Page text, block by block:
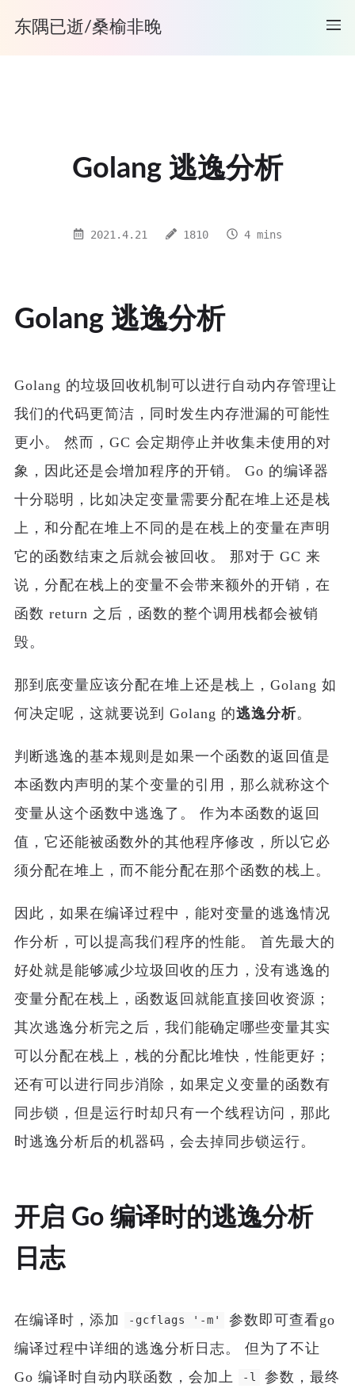
东隅已逝/桑榆非晚
Golang 逃逸分析
2021.4.21 1810 4 mins
Golang 逃逸分析
Golang 的垃圾回收机制可以进行自动内存管理让
我们的代码更简洁，同时发生内存泄漏的可能性
更小。 然而，GC 会定期停止并收集未使用的对
象，因此还是会增加程序的开销。 Go 的编译器
十分聪明，比如决定变量需要分配在堆上还是栈
上，和分配在堆上不同的是在栈上的变量在声明
它的函数结束之后就会被回收。 那对于 GC 来
说，分配在栈上的变量不会带来额外的开销，在
函数 return 之后，函数的整个调用栈都会被销
毁。
那到底变量应该分配在堆上还是栈上，Golang 如
何决定呢，这就要说到 Golang 的逃逸分析。
判断逃逸的基本规则是如果一个函数的返回值是
本函数内声明的某个变量的引用，那么就称这个
变量从这个函数中逃逸了。 作为本函数的返回
值，它还能被函数外的其他程序修改，所以它必
须分配在堆上，而不能分配在那个函数的栈上。
因此，如果在编译过程中，能对变量的逃逸情况
作分析，可以提高我们程序的性能。 首先最大的
好处就是能够减少垃圾回收的压力，没有逃逸的
变量分配在栈上，函数返回就能直接回收资源；
其次逃逸分析完之后，我们能确定哪些变量其实
可以分配在栈上，栈的分配比堆快，性能更好；
还有可以进行同步消除，如果定义变量的函数有
同步锁，但是运行时却只有一个线程访问，那此
时逃逸分析后的机器码，会去掉同步锁运行。
开启 Go 编译时的逃逸分析
日志
在编译时，添加 -gcflags '-m'
参数即可查看go
编译过程中详细的逃逸分析日志。 但为了不让
Go 编译时自动内联函数，会加上
-l
参数，最终